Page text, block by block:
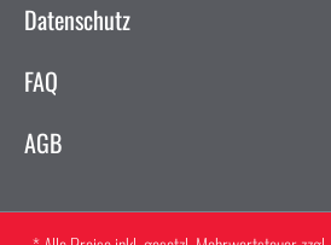
Datenschutz
FAQ
AGB